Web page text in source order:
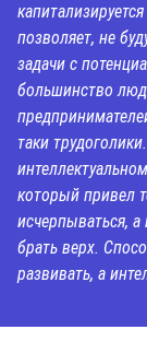
позволяет, не
задачи с
большинство
таки
который привел
исчерпываться, а
брать верх.
развивать, а